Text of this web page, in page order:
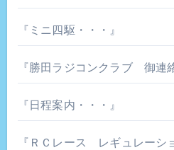
『ミニ四駆・・・』
『勝田ラジコンクラブ 御連
『日程案内・・・』
『ＲＣレース レギュレーシ